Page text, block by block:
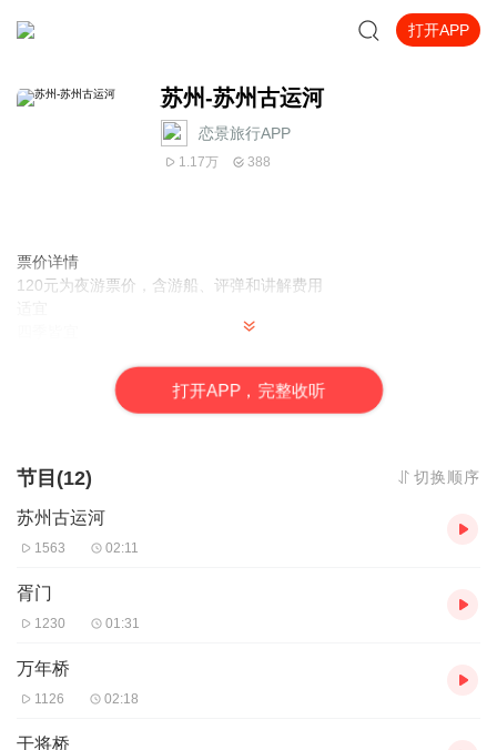
打开APP
苏州-苏州古运河
恋景旅行APP
1.17万 388
票价详情
120元为夜游票价，含游船、评弹和讲解费用
流域，它是京杭大运河的组成部分。我们沿着苏州古运河一路游
览，将见识到盘门、胥门、金门等10多座苏州古城门，以及20多座
风格不一的桥梁。下面就让我们一起去领略独属于古运河的魅力
吧！ 我们也知道，苏州因为京杭大运河，而成为万商云集的天堂，
公元前495年，吴王夫差为了北上争霸，就开挖了自苏州至常州奔牛
的人工河道，这170多里的水道，就是京杭大运河江南段的最早开挖
段，也是隋代成形的中国大运河的发祥地。 这条从春秋时期开始建
设，在隋代形成，到唐代中叶基本定型的苏州段运河，一直以来，
都基本保持着“原始线路”不变动，这其中少不了历代苏州民众的细心
呵护，才能让我们现在有机会看到这般美景。 我们沿着苏州古运河
打开APP，完整收听
节目(12) 切换顺序
苏州古运河
1563 02:11
胥门
1230 01:31
万年桥
1126 02:18
干将桥